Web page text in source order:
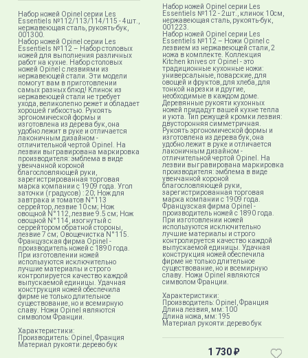
Набор ножей Opinel серии Les
Essentiels №112/113/114/115 - 4шт.,
нержавеющая сталь, рукоять-бук,
001300.
Набор ножей Opinel серии Les
Essentiels №112 – Набор столовых
ножей для выполнения различных
работ на кухне. Набор столовых
ножей Opinel с лезвиями из
нержавеющей стали. Эти модели
помогут вам в приготовлении
самых разных блюд! Клинок из
нержавеющей стали не требует
ухода, великолепно режет и обладает
хорошей гибкостью. Рукоять
эргономической формы и
изготовлена из дерева бук, она
удобно лежит в руке и отличается
лаконичным дизайном -
отличительной чертой Opinel. На
лезвии выгравирована маркировка
производителя: эмблема в виде
увенчанной короной
благословляющей руки,
зарегистрированная торговая
марка компании с 1909 года. Угол
заточки (градусов) : 20; Нож для
завтрака и томатов N°113
серрейтор, лезвие 10 см; Нож
овощной N°112, лезвие 9.5 см; Нож
овощной N°114, изогнутый с
серрейтором обратной стороны,
лезвие 7 см; Овощечистка N°115.
Французская фирма Opinel -
производитель ножей с 1890 года.
При изготовлении ножей
используются исключительно
лучшие материалы и строго
контролируется качество каждой
выпускаемой единицы. Удачная
конструкция ножей обеспечила
фирме не только длительное
существование, но и всемирную
славу. Ножи Opinel являются
символом Франции.
Характеристики:
Производитель: Opinel, Франция
Материал рукояти: дерево бук
Набор ножей Opinel серии Les
Essentiels №112 - 2шт., клинок 10см,
нержавеющая сталь, рукоять-бук,
001223.
Набор ножей Opinel серии Les
Essentiels №112 – Ножи Opinel с
лезвием из нержавеющей стали, 2
ножа в комплекте. Коллекция
Kitchen knives от Opinel - это
традиционные кухонные ножи:
универсальные, поварские, для
овощей и фруктов, для хлеба, для
тонкой нарезки и другие,
необходимые в каждом доме.
Деревянные рукояти кухонных
ножей придадут вашей кухне тепла
и уюта. Тип режущей кромки лезвия:
двусторонняя симметричная.
Рукоять эргономической формы и
изготовлена из дерева бук, она
удобно лежит в руке и отличается
лаконичным дизайном -
отличительной чертой Opinel. На
лезвии выгравирована маркировка
производителя: эмблема в виде
увенчанной короной
благословляющей руки,
зарегистрированная торговая
марка компании с 1909 года.
Французская фирма Opinel -
производитель ножей с 1890 года.
При изготовлении ножей
используются исключительно
лучшие материалы и строго
контролируется качество каждой
выпускаемой единицы. Удачная
конструкция ножей обеспечила
фирме не только длительное
существование, но и всемирную
славу. Ножи Opinel являются
символом Франции.
Характеристики:
Производитель: Opinel, Франция
Длина лезвия, мм: 100
Длина ножа, мм: 195
Материал рукояти: дерево бук
1 730 ₽